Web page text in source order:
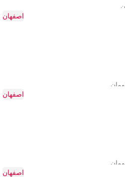
اصفهان
اصفهان
اصفهان